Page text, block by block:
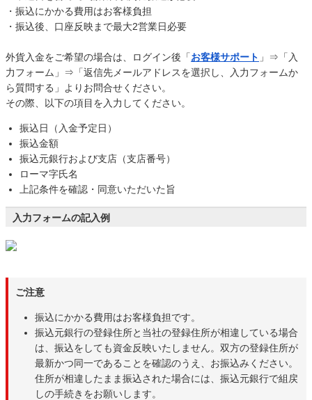
・振込にかかる費用はお客様負担
・振込後、口座反映まで最大2営業日必要
外貨入金をご希望の場合は、ログイン後「お客様サポート 」⇒「入
力フォーム」⇒「返信先メールアドレスを選択し、入力フォームか
ら質問する」よりお問合せください。
その際、以下の項目を入力してください。
振込日（入金予定日）
振込金額
振込元銀行および支店（支店番号）
ローマ字氏名
上記条件を確認・同意いただいた旨
入力フォームの記入例
ご注意
振込にかかる費用はお客様負担です。
振込元銀行の登録住所と当社の登録住所が相違している場合
は、振込をしても資金反映いたしません。双方の登録住所が
最新かつ同一であることを確認のうえ、お振込みください。
住所が相違したまま振込された場合には、振込元銀行で組戻
しの手続きをお願いします。